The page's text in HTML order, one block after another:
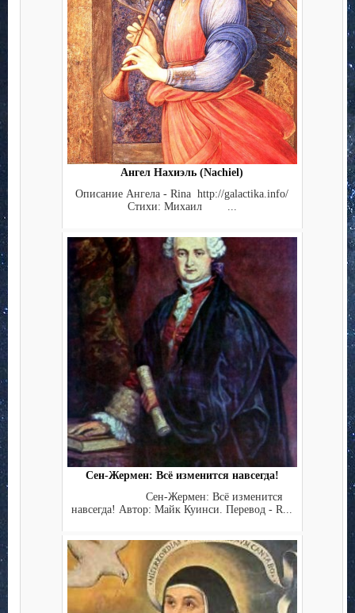
Ангел Нахиэль (Nachiel)
Описание Ангела - Rina http://galactika.info/
Стихи: Михаил ...
Сен-Жермен: Всё изменится навсегда!
Сен-Жермен: Всё изменится
навсегда! Автор: Майк Куинси. Перевод - R...